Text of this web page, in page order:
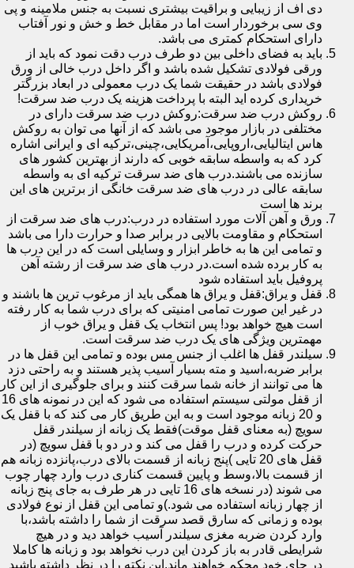
دی اف از زیبایی و براقیت بیشتری نسبت به جنس ملامینه و پی
وی سی برخوردار است اما در مقابل خط و خش و نور آفتاب
دارای استحکام کمتری می باشد.
باید به فضای داخلی بین دو طرف درب دقت نمود که باید از
ورقی فولادی تشکیل شده باشد و اگر داخل درب خالی از ورق
فولادی باشد در حقیقت شما یک درب معمولی در ابعاد بزرگتر
خریداری کرده اید البته با پرداخت هزینه یک درب ضد سرقت!
روکش درب ضد سرقت:روکش درب ضد سرقت دارای در
مختلفی در بازار موجود می باشد که از آنها می توان به روکش
هاس ایتالیایی،اروپایی،آمریکایی،چینی،ترکیه ای و ایرانی اشاره
کرد که به واسطه سابقه خوبی که دارند از بهترین کشور های
سازنده می باشند.درب های ضد سرقت ترکیه ای به واسطه
سابقه عالی در درب های ضد سرقت خانگی از برترین های این
برند ها است
ورق و آهن آلات مورد استفاده در درب:درب های ضد سرقت از
استحکام و مقاومت بالایی در برابر صدا و حرارت دارا می باشد
و تمامی این ها به خاطر ابزار و وسایلی است که در این درب ها
به کار برده شده است.در درب های ضد سرقت از رشته آهن
پروفیل باید استفاده شود
قفل و یراق:قفل و یراق ها همگی باید از مرغوب ترین ها باشند و
در غیر این صورت تمامی امنیتی که برای درب شما به کار رفته
است هیچ خواهد بود! پس انتخاب یک قفل و یراق خوب از
مهمترین ویژگی های یک درب ضد سرقت است.
سیلندر قفل ها اغلب از جنس مس بوده و تمامی این قفل ها در
برابر ضربه،اسید و مته بسیار آسیب پذیر هستند و به راحتی دزد
ها می توانند از خانه شما سرقت کنند و برای جلوگیری از این کار
از قفل مولتی سیستم استفاده می شود که این در نمونه های 16
و 20 زبانه موجود است و به این طریق کار می کند که با قفل یک
سویچ (به معنای قفل موقت)فقط یک زبانه از سیلندر قفل
حرکت کرده و درب را قفل می کند و در دو با قفل سویچ (در
قفل های 20 تایی )پنج زبانه از قسمت بالای درب،پانزده زبانه هم
از قسمت بالا،وسط و پایین قسمت کناری درب وارد چهار چوب
می شوند (در نسخه های 16 تایی در هر طرف به جای پنج زبانه
از چهار زبانه استفاده می شود.)و تمامی این قفل از نوع فولادی
بوده و زمانی که سارق قصد سرقت از شما را داشته باشد،با
وارد کردن ضربه مغزی سیلندر آسیب خواهد دید و در هیچ
شرایطی قادر به باز کردن این درب نخواهد بود و زبانه ها کاملا
در جای خود محکم خواهند ماند.این نکته را در نظر داشته باشید